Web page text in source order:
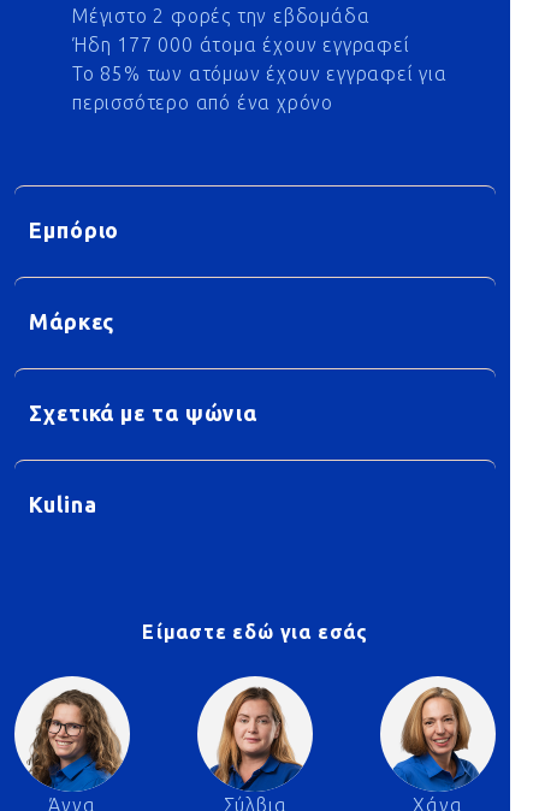
Μέγιστο 2 φορές την εβδομάδα
Ήδη 177 000 άτομα έχουν εγγραφεί
Το 85% των ατόμων έχουν εγγραφεί για
περισσότερο από ένα χρόνο
Εμπόριο
Μάρκες
Σχετικά με τα ψώνια
Kulina
Είμαστε εδώ για εσάς
Άννα Σύλβια Χάνα